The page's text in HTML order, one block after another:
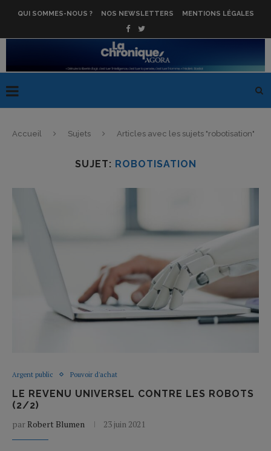
QUI SOMMES-NOUS ? NOS NEWSLETTERS MENTIONS LÉGALES
Accueil Sujets Articles avec les sujets "robotisation"
SUJET: ROBOTISATION
Argent public Pouvoir d'achat
LE REVENU UNIVERSEL CONTRE LES ROBOTS
(2/2)
parRobert Blumen 23 juin 2021